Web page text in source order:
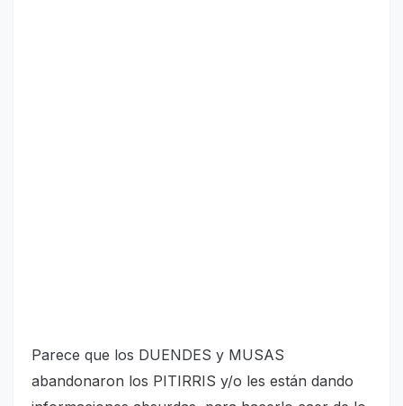
Parece que los DUENDES y MUSAS
abandonaron los PITIRRIS y/o les están dando